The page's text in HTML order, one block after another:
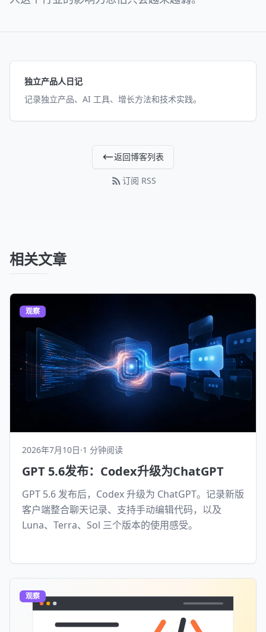
独立产品人日记
记录独立产品、AI 工具、增长方法和技术实践。
返回博客列表
订阅 RSS
相关文章
观察
2026年7月10日·1 分钟阅读
GPT 5.6发布：Codex升级为ChatGPT
GPT 5.6 发布后，Codex 升级为 ChatGPT。记录新版
客户端整合聊天记录、支持手动编辑代码，以及
Luna、Terra、Sol 三个版本的使用感受。
观察